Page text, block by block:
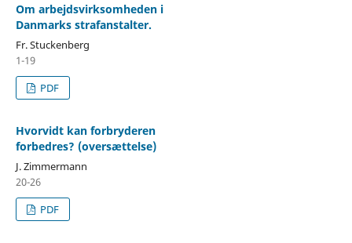
Om arbejdsvirksomheden i
Danmarks strafanstalter.
Fr. Stuckenberg
1-19
PDF
Hvorvidt kan forbryderen
forbedres? (oversættelse)
J. Zimmermann
20-26
PDF